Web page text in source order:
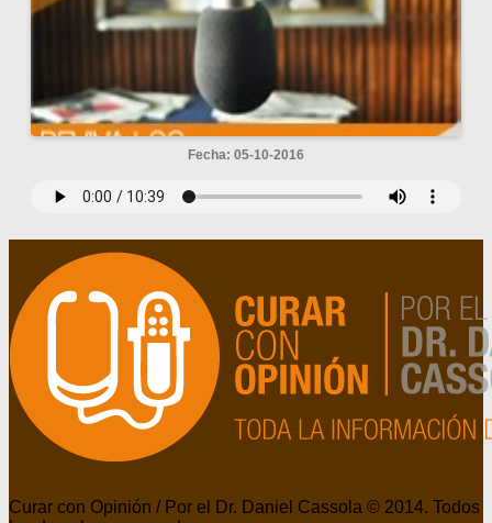
Fecha: 05-10-2016
Curar con Opinión / Por el Dr. Daniel Cassola © 2014. Todos